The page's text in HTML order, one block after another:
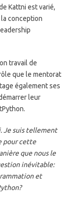
Kattni est varié,
conception
travail de
que le mentorat
également ses
leur
Je suis tellement
pour cette
que nous le
inévitable:
et